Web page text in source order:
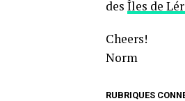
des Îles de
Cheers!
Norm
RUBRIQUES